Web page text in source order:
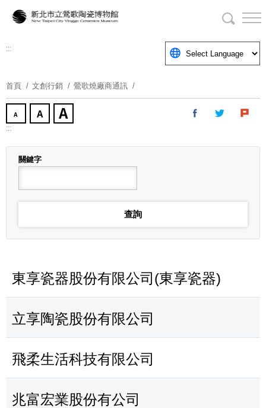
要
塊
:::
首頁 文創行銷 鶯歌燒廠商通訊
:::
關鍵字
東享瓷器股份有限公司(東享瓷器)
立享陶瓷股份有限公司
飛柔生活科技有限公司
兆富宏業股份有公司